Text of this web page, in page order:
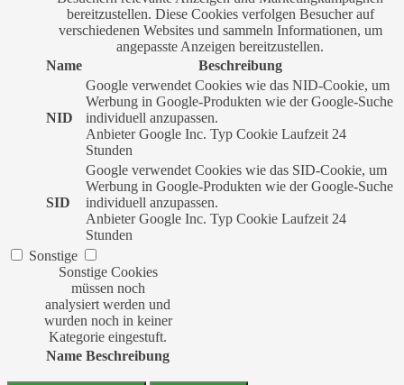
bereitzustellen. Diese Cookies verfolgen Besucher auf
verschiedenen Websites und sammeln Informationen, um
angepasste Anzeigen bereitzustellen.
Name
Beschreibung
NID
Google verwendet Cookies wie das NID-Cookie, um
Werbung in Google-Produkten wie der Google-Suche
individuell anzupassen.
Anbieter Google Inc. Typ Cookie Laufzeit 24
Stunden
SID
Google verwendet Cookies wie das SID-Cookie, um
Werbung in Google-Produkten wie der Google-Suche
individuell anzupassen.
Anbieter Google Inc. Typ Cookie Laufzeit 24
Stunden
Sonstige
Sonstige Cookies
müssen noch
analysiert werden und
wurden noch in keiner
Kategorie eingestuft.
Name Beschreibung